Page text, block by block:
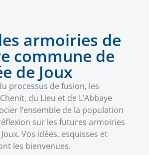
armoiries de
commune de
de Joux
processus de fusion, les
du Lieu et de L’Abbaye
l’ensemble de la population
sur les futures armoiries
Vos idées, esquisses et
les bienvenues.